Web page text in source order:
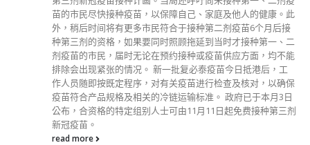
苗的市民尽快接种疫苗，以保障自己、家庭及他人的健康。此
外，稍后时间将有更多市民符合于接种第二剂疫苗6个月后接
种第三剂的资格，如果要同时照顾拖延到当时才接种第一、二
剂疫苗的市民，届时无论在预约接种或疫苗供应方面，均不能
排除会出现紧张的情况。 新一批复必泰疫苗今日抵港后，工
作人员随即按既定程序，对有关疫苗进行检查及核对，以确保
疫苗符合产品规格及相关的冷链运输标准。 政府已于本月3日
公布，合资格的特定组别人士可由11月11日起免费接种第三剂
新冠疫苗。
read more